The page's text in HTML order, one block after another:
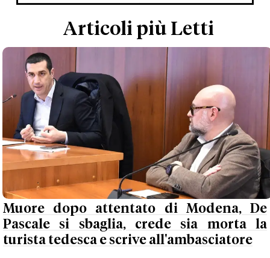
Articoli più Letti
Muore dopo attentato di Modena, De
Pascale si sbaglia, crede sia morta la
turista tedesca e scrive all'ambasciatore